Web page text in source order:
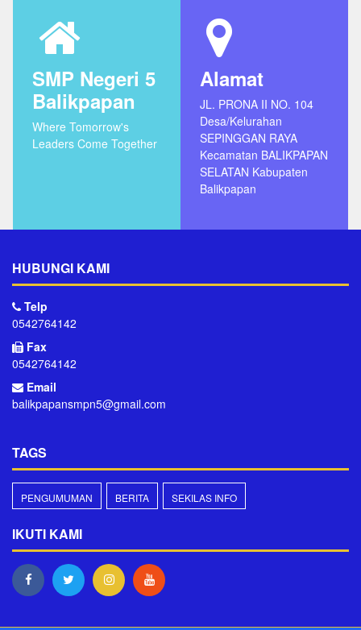
SMP Negeri 5
Balikpapan
Where Tomorrow's
Leaders Come Together
Alamat
JL. PRONA II NO. 104
Desa/Kelurahan
SEPINGGAN RAYA
Kecamatan BALIKPAPAN
SELATAN Kabupaten
Balikpapan
HUBUNGI KAMI
Telp
0542764142
Fax
0542764142
Email
balikpapansmpn5@gmail.com
TAGS
PENGUMUMAN BERITA SEKILAS INFO
IKUTI KAMI